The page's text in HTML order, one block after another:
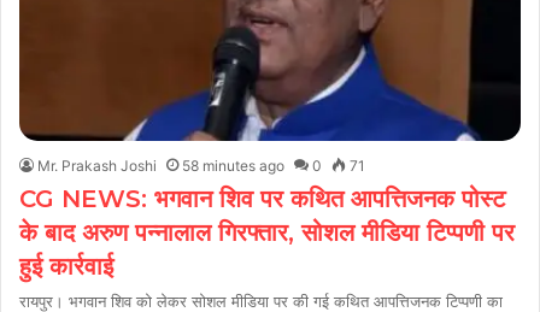
Mr. Prakash Joshi 58 minutes ago 0 71
CG NEWS: भगवान शिव पर कथित आपत्तिजनक पोस्ट
के बाद अरुण पन्नालाल गिरफ्तार, सोशल मीडिया टिप्पणी पर
हुई कार्रवाई
रायपुर। भगवान शिव को लेकर सोशल मीडिया पर की गई कथित आपत्तिजनक टिप्पणी का